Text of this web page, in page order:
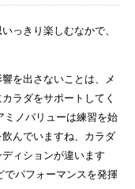
っきり楽しむなかで、
を出さないことは、メ
ラダをサポートしてく
ミノバリューは練習を始
んでいますね、カラダ
ィションが違います
でパフォーマンスを発揮